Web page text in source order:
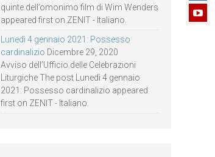
quinte dell’omonimo film di Wim Wenders
appeared first on ZENIT - Italiano.
Lunedì 4 gennaio 2021: Possesso
cardinalizio Dicembre 29, 2020
Avviso dell’Ufficio delle Celebrazioni
Liturgiche The post Lunedì 4 gennaio
2021: Possesso cardinalizio appeared
first on ZENIT - Italiano.